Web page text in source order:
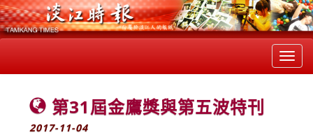
第31屆金鷹獎與第五波特刊
2017-11-04